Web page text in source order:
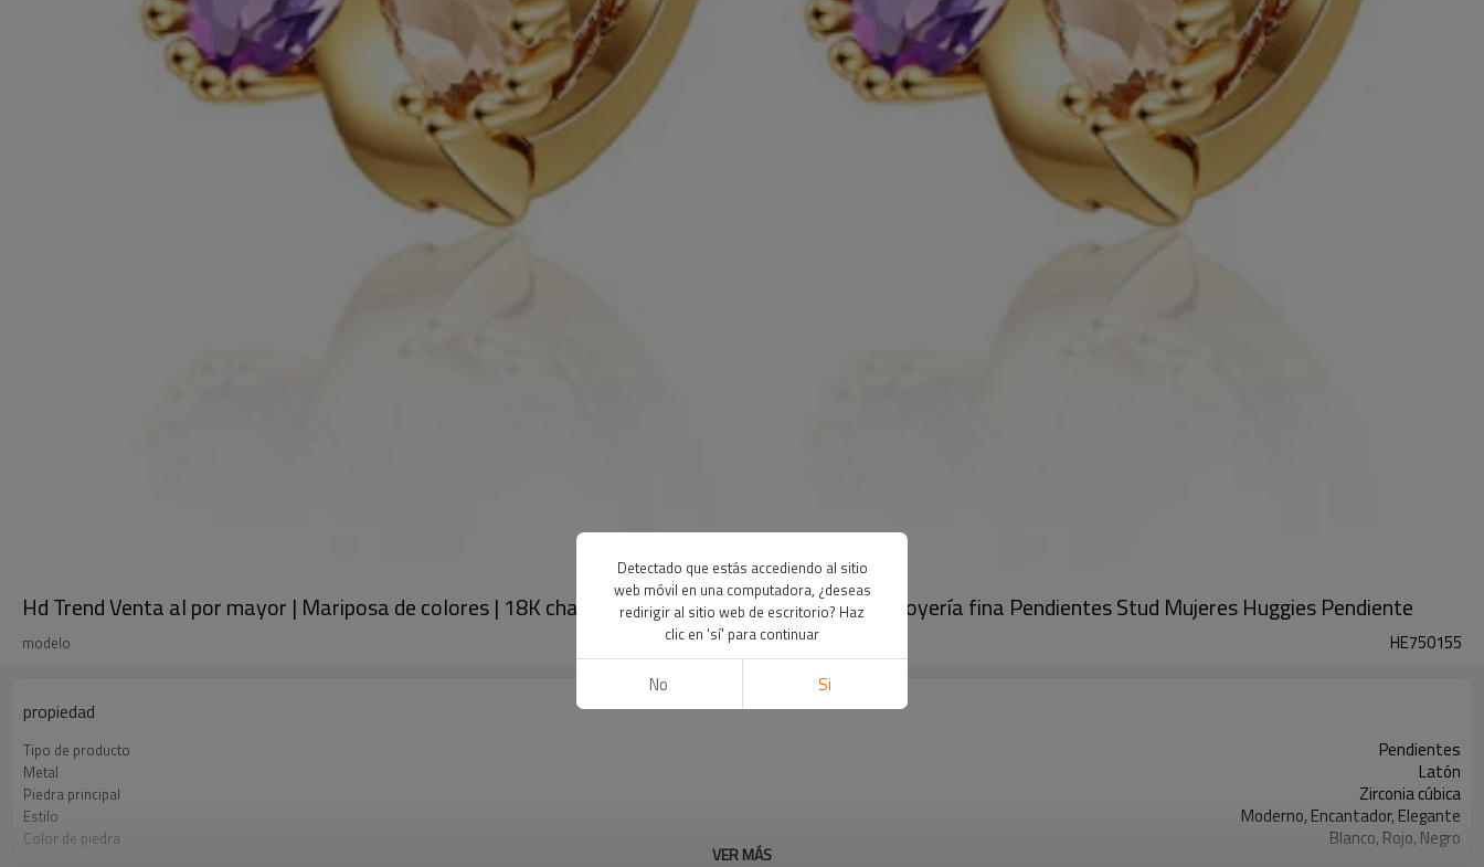
Hd Trend Venta al por mayor | Mariposa de colores | 18K chapado en oro AAA circón diamante | Joyería fina Pendientes Stud Mujeres Huggies Pendiente
modelo HE750155
propiedad
Tipo de producto Pendientes
Metal Latón
Piedra principal Zirconia cúbica
Estilo Moderno, Encantador, Elegante
Color de piedra Blanco, Rojo, Negro
VER MÁS
Detectado que estás accediendo al sitio
web móvil en una computadora, ¿deseas
redirigir al sitio web de escritorio? Haz
clic en 'sí' para continuar
No Si